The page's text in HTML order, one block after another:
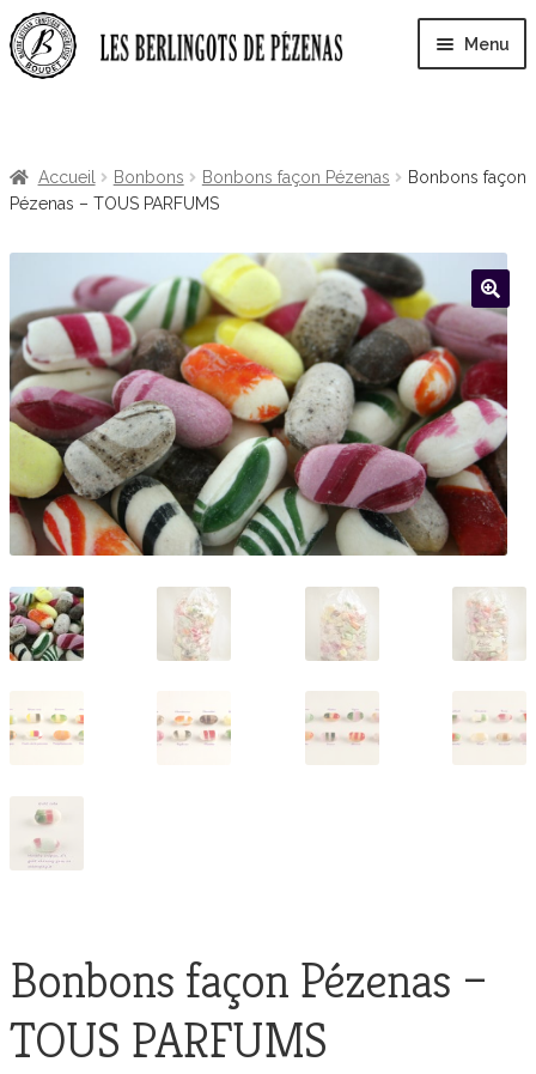
Aller
à
Aller
au
contenu
Menu
Visite de la fabrique
Boutique
le
Infos
le
Accueil Bonbons Bonbons façon Pézenas
Bonbons façon
Pézenas – TOUS PARFUMS
Bonbons façon Pézenas –
TOUS PARFUMS